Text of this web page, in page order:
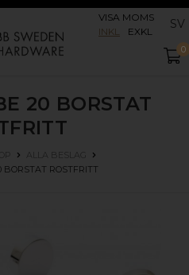
VISA MOMS
INKL
EXKL SV
0
20 BORSTAT
ALLA BESLAG
BORSTAT ROSTFRITT